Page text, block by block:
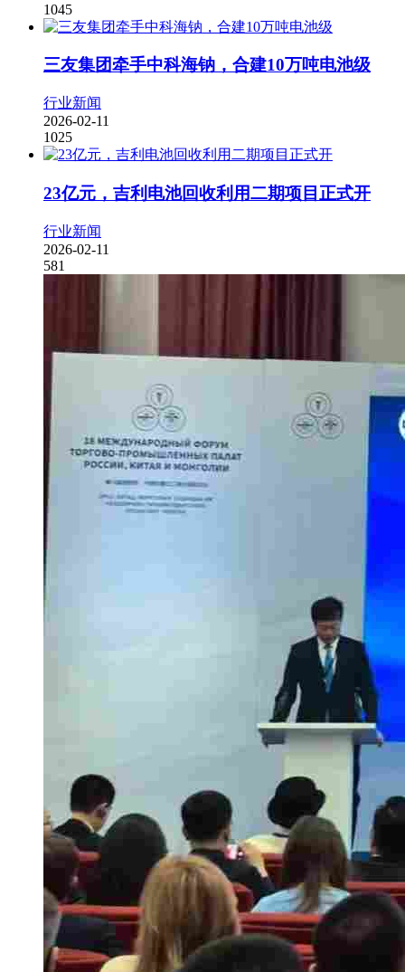
1045
三友集团牵手中科海钠，合建10万吨电池级
行业新闻
2026-02-11
1025
23亿元，吉利电池回收利用二期项目正式开
行业新闻
2026-02-11
581